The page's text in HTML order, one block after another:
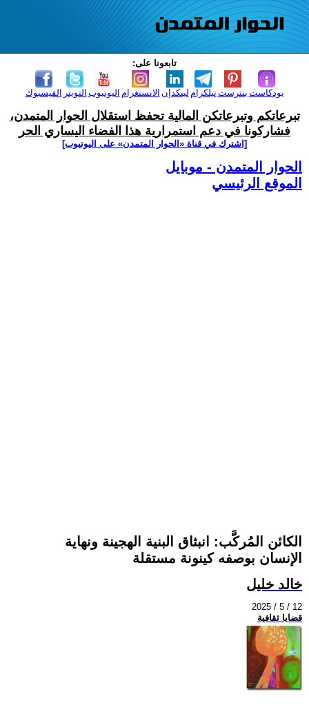
تابعونا على:
الفيسبوك التويتر اليوتيوب الانستغرام لينكدإن تيلكرامبنترست بودكاست
تبرعاتكم وتبرعاتكن المالية تحفظ استقلال الحوار المتمدن،
فشاركونا في دعم استمرارية هذا الفضاء اليساري الحر
[اشترك في قناة ‫«الحوار المتمدن» على اليوتيوب]
الحوار المتمدن - موبايل
الموقع الرئيسي
الكائن المُركَّب: انبثاق البنية الهجينة ونهاية
الإنسان بوصفه كينونة مستقلة
خالد خليل
2025 / 5 / 12
قضايا ثقافية